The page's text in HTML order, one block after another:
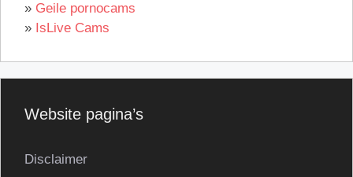
» Geile pornocams
» IsLive Cams
Website pagina’s
Disclaimer